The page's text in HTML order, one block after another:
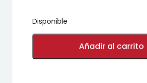
Disponible
PERÚ:
EXPLORACIÓN
E
Añadir al carrito